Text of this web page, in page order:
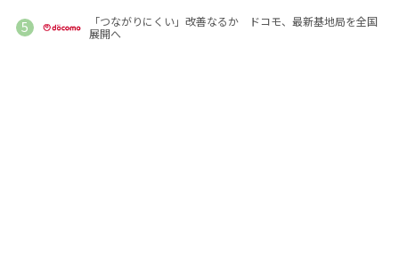
「つながりにくい」改善なるか ドコモ、最新基地局を全国
展開へ